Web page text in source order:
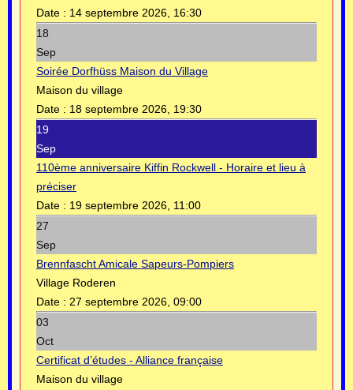
Date : 14 septembre 2026, 16:30
18
Sep
Soirée Dorfhüss Maison du Village
Maison du village
Date : 18 septembre 2026, 19:30
19
Sep
110ème anniversaire Kiffin Rockwell - Horaire et lieu à
préciser
Date : 19 septembre 2026, 11:00
27
Sep
Brennfascht Amicale Sapeurs-Pompiers
Village Roderen
Date : 27 septembre 2026, 09:00
03
Oct
Certificat d’études - Alliance française
Maison du village